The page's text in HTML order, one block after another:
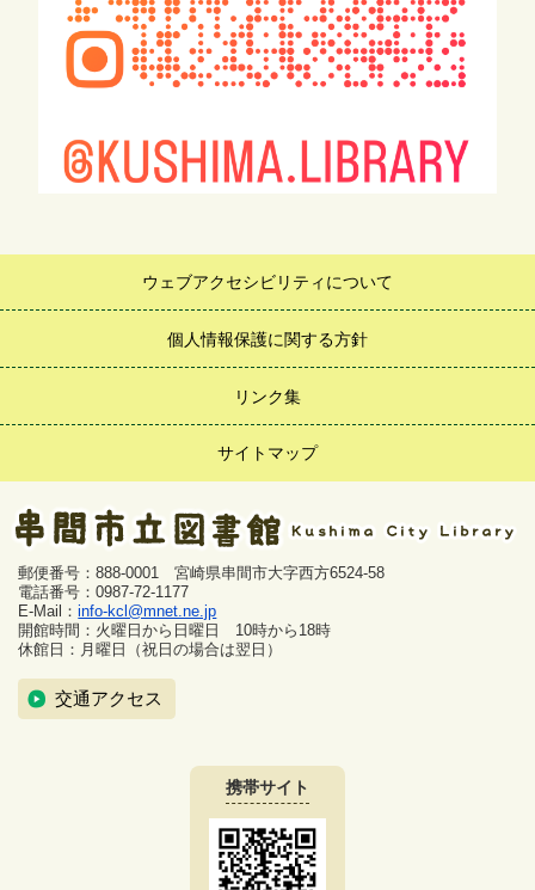
ウェブアクセシビリティについて
個人情報保護に関する方針
リンク集
サイトマップ
郵便番号：888-0001 宮崎県串間市大字西方6524-58
電話番号：0987-72-1177
E-Mail：info-kcl@mnet.ne.jp
開館時間：火曜日から日曜日 10時から18時
休館日：月曜日（祝日の場合は翌日）
交通アクセス
携帯サイト